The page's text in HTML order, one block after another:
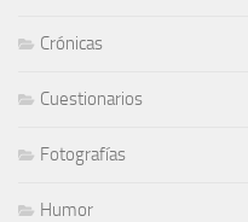
Crónicas
Cuestionarios
Fotografías
Humor